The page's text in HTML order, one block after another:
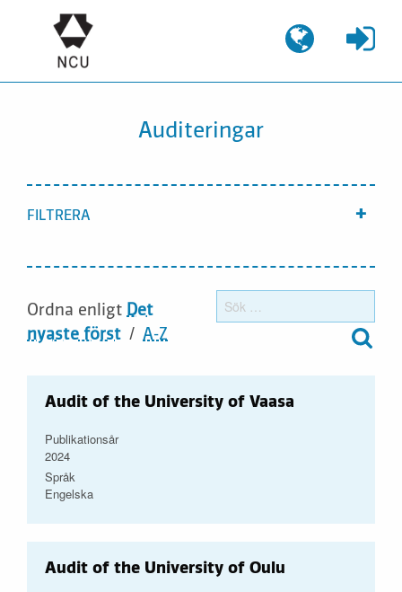
innehållet
Auditeringar
FILTRERA
Ordna enligt Det
nyaste först
A-Z
Audit of the University of Vaasa
Publikationsår
2024
Språk
Engelska
Audit of the University of Oulu